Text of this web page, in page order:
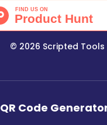
© 2026 Scripted Tools
QR Code